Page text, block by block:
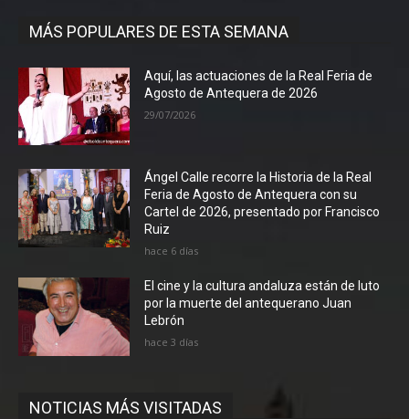
MÁS POPULARES DE ESTA SEMANA
Aquí, las actuaciones de la Real Feria de
Agosto de Antequera de 2026
29/07/2026
Ángel Calle recorre la Historia de la Real
Feria de Agosto de Antequera con su
Cartel de 2026, presentado por Francisco
Ruiz
hace 6 días
El cine y la cultura andaluza están de luto
por la muerte del antequerano Juan
Lebrón
hace 3 días
NOTICIAS MÁS VISITADAS